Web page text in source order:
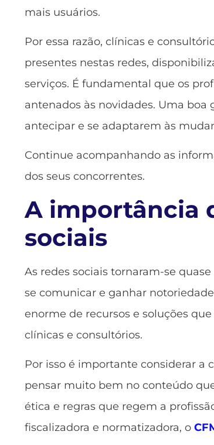
mais usuários.
Por essa razão, clínicas e
presentes nestas redes,
serviços. É fundamental que os
antenados às novidades. Uma boa
antecipar e se adaptarem às
Continue acompanhando as
dos seus concorrentes.
A importância
sociais
As redes sociais tornaram-se
se comunicar e ganhar
enorme de recursos e soluções
clínicas e consultórios.
Por isso é importante considerar a
pensar muito bem no conteúdo
ética e regras que regem a
fiscalizadora e normatizadora, o